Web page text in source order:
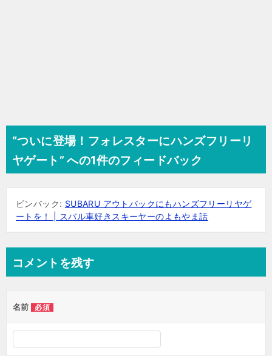
“ついに登場！フォレスターにハンズフリーリ
ヤゲート” への1件のフィードバック
ピンバック: SUBARU アウトバックにもハンズフリーリヤゲ
ートを！ | スバル車好きスキーヤーのよもやま話
コメントを残す
名前 必須